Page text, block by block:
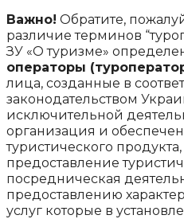
Важно! Обратите,
различие терминов
ЗУ «О туризме»
операторы
лица, созданные в
законодательством
исключительной
организация и
туристического
предоставление
посредническая
предоставлению
услуг которые в